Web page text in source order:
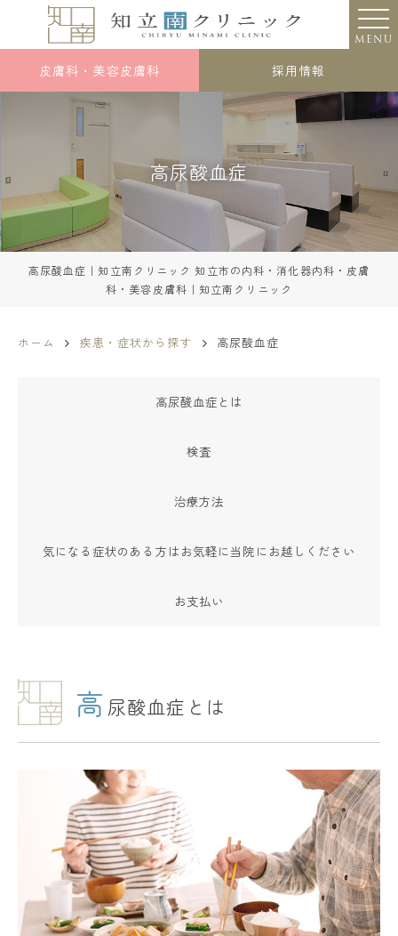
MENU
皮膚科・美容皮膚科 採用情報
高尿酸血症
高尿酸血症｜知立南クリニック 知立市の内科・消化器内科・皮膚
科・美容皮膚科｜知立南クリニック
ホーム 疾患・症状から探す 高尿酸血症
高尿酸血症とは
検査
治療方法
気になる症状のある方はお気軽に当院にお越しください
お支払い
高 尿酸血症とは